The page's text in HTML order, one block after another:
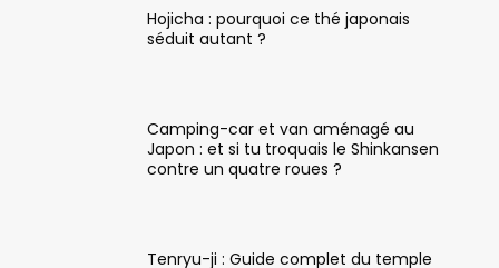
Hojicha : pourquoi ce thé japonais
séduit autant ?
Camping-car et van aménagé au
Japon : et si tu troquais le Shinkansen
contre un quatre roues ?
Tenryu-ji : Guide complet du temple